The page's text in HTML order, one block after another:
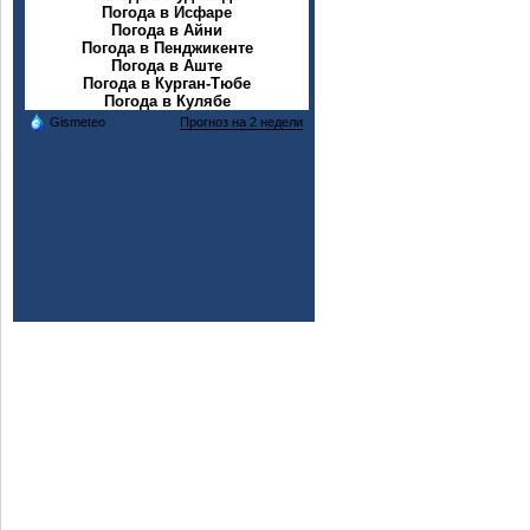
Погода в Исфаре
Погода в Айни
Погода в Пенджикенте
Погода в Аште
Погода в Курган-Тюбе
Погода в Кулябе
Gismeteo Прогноз на 2 недели